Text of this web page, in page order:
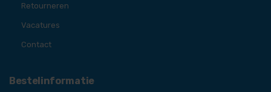
Retourneren
Vacatures
Contact
Bestelinformatie